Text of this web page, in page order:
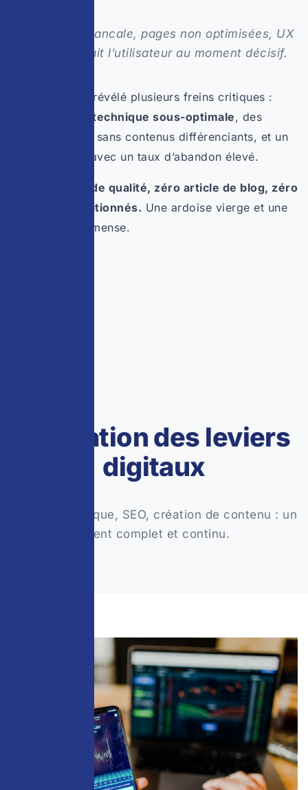
Architecture bancale, pages non optimisées, UX
qui abandonnait l’utilisateur au moment décisif.
L’audit initial a révélé plusieurs freins critiques :
une structure technique sous-optimale, des
pages produits sans contenus différenciants, et un
tunnel d’achat avec un taux d’abandon élevé.
Zéro backlink de qualité, zéro article de blog, zéro
mots-clés positionnés. Une ardoise vierge et une
opportunité immense.
Activation des leviers
digitaux
Refonte technique, SEO, création de contenu : un
accompagnement complet et continu.